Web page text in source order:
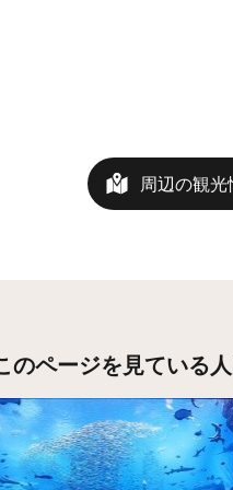
周辺の観
のページを見ている人
ちら